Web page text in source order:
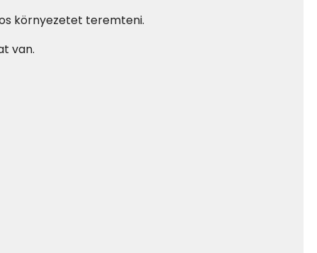
környezetet teremteni.
van.